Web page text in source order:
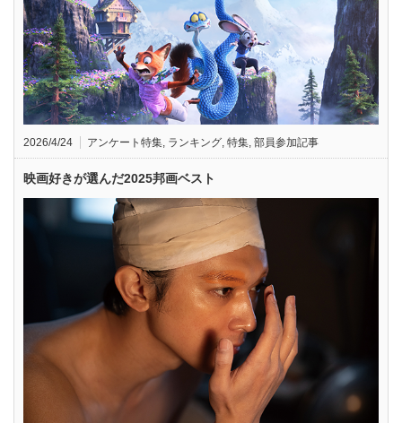
2026/4/24 アンケート特集 ランキング 特集 部員参加記事
映画好きが選んだ2025邦画ベスト